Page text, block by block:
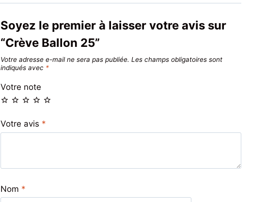
Soyez le premier à laisser votre avis sur
“Crève Ballon 25”
Votre adresse e-mail ne sera pas publiée. Les champs obligatoires sont
indiqués avec *
Votre note
Votre avis *
Nom *